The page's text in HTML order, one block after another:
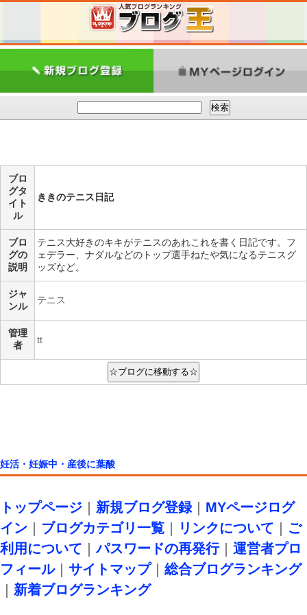
ブロ
グタ
イト
ル
ききのテニス日記
ブロ
グの
説明
テニス大好きのキキがテニスのあれこれを書く日記です。フ
ェデラー、ナダルなどのトップ選手ねたや気になるテニスグ
ッズなど。
ジャ
ンル
テニス
管理
者
tt
妊活・妊娠中・産後に葉酸
トップページ 新規ブログ登録｜ MYページログ
イン
ブログカテゴリ一覧 リンクについて
ご
利用について ｜パスワードの再発行｜ 運営者プロ
フィール｜ サイトマップ｜ 総合ブログランキング
新着ブログランキング